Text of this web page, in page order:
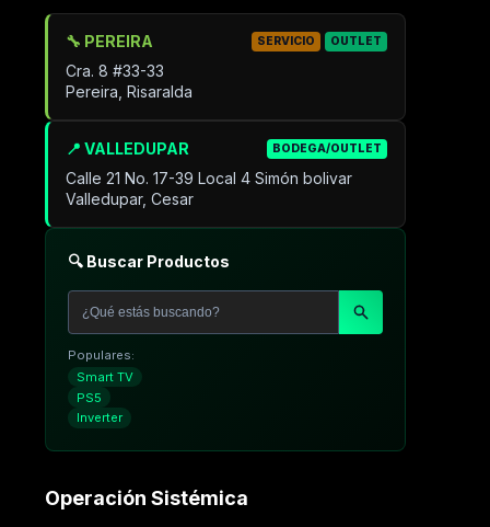
📍 VALLEDUPAR BODEGA/OUTLET
Calle 21 No. 17-39 Local 4 Simón bolivar
Valledupar, Cesar
🔧 PEREIRA SERVICIO OUTLET
Cra. 8 #33-33
Pereira, Risaralda
🔍 Buscar Productos
Populares:
Smart TV
PS5
Inverter
Operación Sistémica